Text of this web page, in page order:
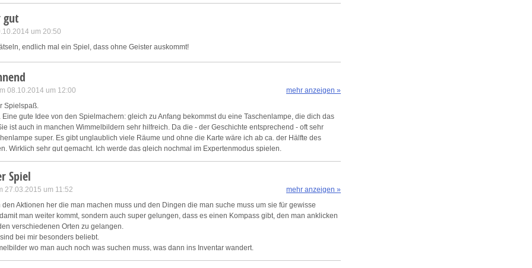
gut
um 20:50
endlich mal ein Spiel, dass ohne Geister auskommt!
08.10.2014 um 12:00
Spielspaß.
gute Idee von den Spielmachern: gleich zu Anfang bekommst du eine Taschenlampe, die dich das
ist auch in manchen Wimmelbildern sehr hilfreich. Da die - der Geschichte entsprechend - oft sehr
super. Es gibt unglaublich viele Räume und ohne die Karte wäre ich ab ca. der Hälfte des
Wirklich sehr gut gemacht. Ich werde das gleich nochmal im Expertenmodus spielen.
bis Ende schlüssig und man weiß, um was es geht.
spiele ich und weiß am Schluss nicht, worum es eigentlich so richtig ging.
nur empfehlen.
mehr anzeigen »
Spiel
27.03.2015 um 11:52
Aktionen her die man machen muss und den Dingen die man suche muss um sie für gewisse
man weiter kommt, sondern auch super gelungen, dass es einen Kompass gibt, den man anklicken
verschiedenen Orten zu gelangen.
bei mir besonders beliebt.
wo man auch noch was suchen muss, was dann ins Inventar wandert.
mehr anzeigen »